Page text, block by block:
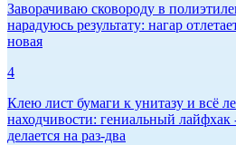
Заворачиваю сковороду в
нарадуюсь результату: нагар
новая
4
Клею лист бумаги к унитазу и всё
находчивости: гениальный лайфхак
делается на раз-два